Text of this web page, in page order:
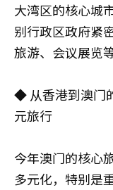
大湾区的核心城
别行政区政府紧
旅游、会议展览
◆ 从香港到澳
元旅行
今年澳门的核心
多元化，特别是